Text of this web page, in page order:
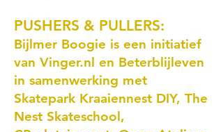
PUSHERS & PULLERS:
Bijlmer Boogie is een initiatief
van Vinger.nl en Beterblijleven
in samenwerking met
Skatepark Kraaiennest DIY, The
Nest Skateschool,